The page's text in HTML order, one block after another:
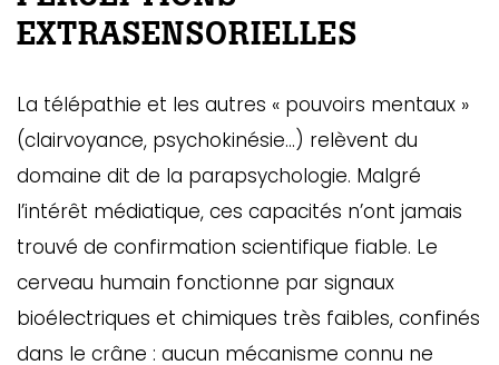
EXTRASENSORIELLES
La télépathie et les autres « pouvoirs mentaux »
(clairvoyance, psychokinésie…) relèvent du
domaine dit de la parapsychologie. Malgré
l’intérêt médiatique, ces capacités n’ont jamais
trouvé de confirmation scientifique fiable. Le
cerveau humain fonctionne par signaux
bioélectriques et chimiques très faibles, confinés
dans le crâne : aucun mécanisme connu ne